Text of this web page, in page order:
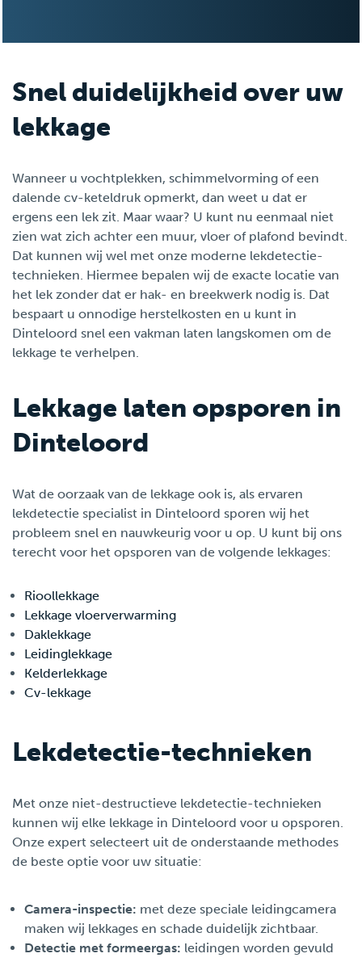
Snel duidelijkheid over uw
lekkage
Wanneer u vochtplekken, schimmelvorming of een
dalende cv-keteldruk opmerkt, dan weet u dat er
ergens een lek zit. Maar waar? U kunt nu eenmaal niet
zien wat zich achter een muur, vloer of plafond bevindt.
Dat kunnen wij wel met onze moderne lekdetectie-
technieken. Hiermee bepalen wij de exacte locatie van
het lek zonder dat er hak- en breekwerk nodig is. Dat
bespaart u onnodige herstelkosten en u kunt in
Dinteloord snel een vakman laten langskomen om de
lekkage te verhelpen.
Lekkage laten opsporen in
Dinteloord
Wat de oorzaak van de lekkage ook is, als ervaren
lekdetectie specialist in Dinteloord sporen wij het
probleem snel en nauwkeurig voor u op. U kunt bij ons
terecht voor het opsporen van de volgende lekkages:
Rioollekkage
Lekkage vloerverwarming
Daklekkage
Leidinglekkage
Kelderlekkage
Cv-lekkage
Lekdetectie-technieken
Met onze niet-destructieve lekdetectie-technieken
kunnen wij elke lekkage in Dinteloord voor u opsporen.
Onze expert selecteert uit de onderstaande methodes
de beste optie voor uw situatie:
Camera-inspectie: met deze speciale leidingcamera
maken wij lekkages en schade duidelijk zichtbaar.
Detectie met formeergas: leidingen worden gevuld